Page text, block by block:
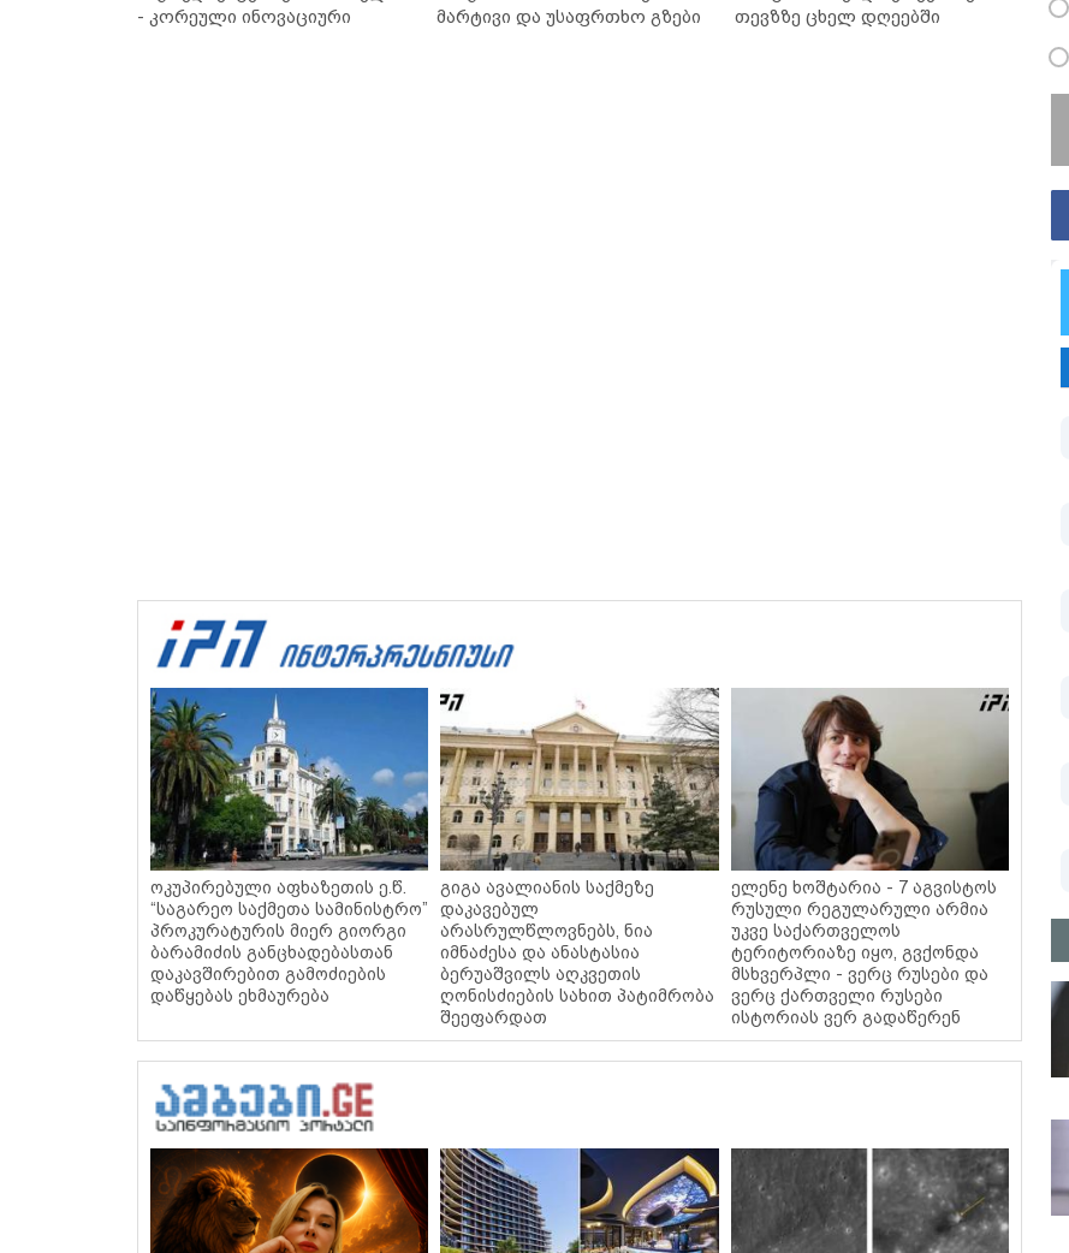
- კორეული ინოვაციური
მარტივი და უსაფრთხო გზები
თევზზე ცხელ დღეებში
ოკუპირებული აფხაზეთის ე.წ.
“საგარეო საქმეთა სამინისტრო”
პროკურატურის მიერ გიორგი
ბარამიძის განცხადებასთან
დაკავშირებით გამოძიების
დაწყებას ეხმაურება
გიგა ავალიანის საქმეზე
დაკავებულ
არასრულწლოვნებს, ნია
იმნაძესა და ანასტასია
ბერუაშვილს აღკვეთის
ღონისძიების სახით პატიმრობა
შეეფარდათ
ელენე ხოშტარია - 7 აგვისტოს
რუსული რეგულარული არმია
უკვე საქართველოს
ტერიტორიაზე იყო, გვქონდა
მსხვერპლი - ვერც რუსები და
ვერც ქართველი რუსები
ისტორიას ვერ გადაწერენ